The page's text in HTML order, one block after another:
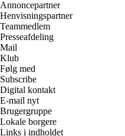
Annoncepartner
Henvisningspartner
Teammedlem
Presseafdeling
Mail
Klub
Følg med
Subscribe
Digital kontakt
E-mail nyt
Brugergruppe
Lokale borgere
Links i indholdet